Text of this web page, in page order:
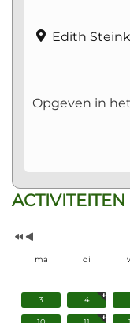
Edith
Opgeven in
Vorig
Jaar
Vorige
Maand
ma di
3 4